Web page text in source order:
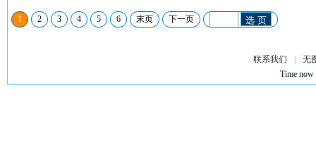
1 2 3 4 5 6 末页 下一页 选 页
联系我们
无
Time now